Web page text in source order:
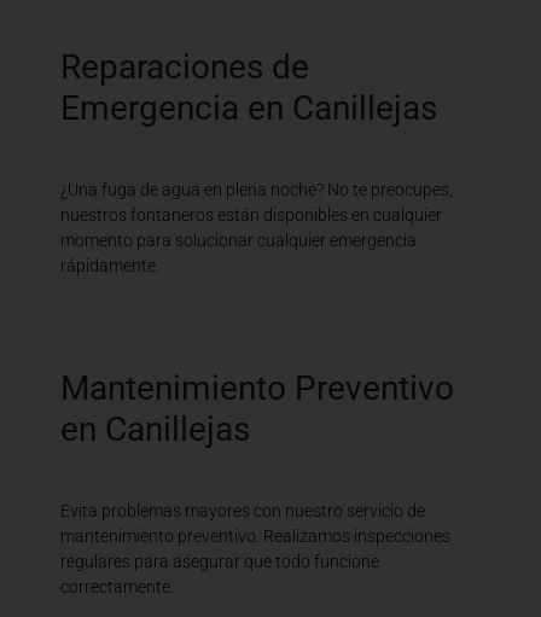
Reparaciones de
Emergencia en Canillejas
¿Una fuga de agua en plena noche? No te preocupes,
nuestros fontaneros están disponibles en cualquier
momento para solucionar cualquier emergencia
rápidamente.
Mantenimiento Preventivo
en Canillejas
Evita problemas mayores con nuestro servicio de
mantenimiento preventivo. Realizamos inspecciones
regulares para asegurar que todo funcione
correctamente.